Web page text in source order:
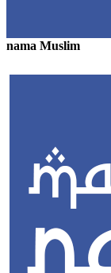
nama Muslim